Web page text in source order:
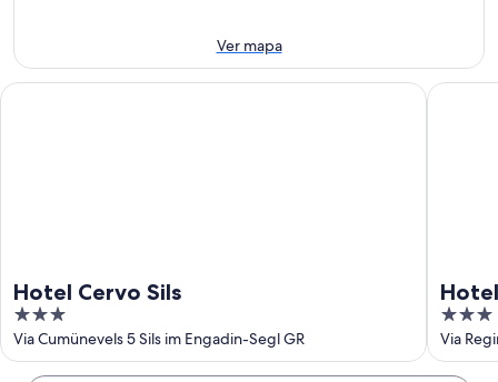
ago
-
semana,
7
Ver mapa
Hotel Cervo Sils
3
out
of
Via Cumünevels 5 Sils im Engadin-Segl GR
Hotel Cervo Sils
3
out
of
Via
Hotel